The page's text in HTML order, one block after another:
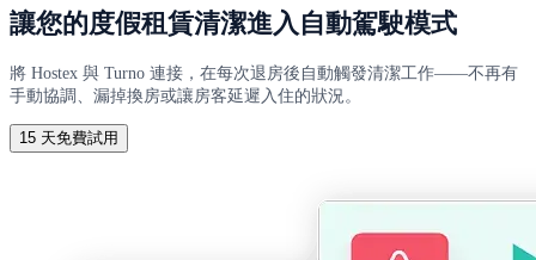
讓您的度假租賃清潔進入自動駕駛模式
將 Hostex 與 Turno 連接，在每次退房後自動觸發清潔工作——不再有
手動協調、漏掉換房或讓房客延遲入住的狀況。
15 天免費試用